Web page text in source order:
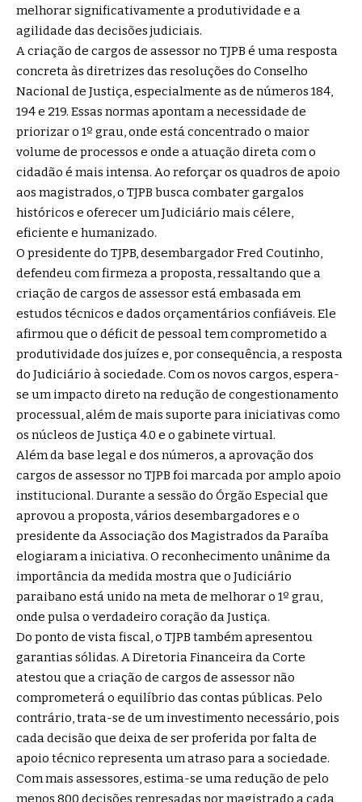
melhorar significativamente a produtividade e a
agilidade das decisões judiciais.
A criação de cargos de assessor no TJPB é uma resposta
concreta às diretrizes das resoluções do Conselho
Nacional de Justiça, especialmente as de números 184,
194 e 219. Essas normas apontam a necessidade de
priorizar o 1º grau, onde está concentrado o maior
volume de processos e onde a atuação direta com o
cidadão é mais intensa. Ao reforçar os quadros de apoio
aos magistrados, o TJPB busca combater gargalos
históricos e oferecer um Judiciário mais célere,
eficiente e humanizado.
O presidente do TJPB, desembargador Fred Coutinho,
defendeu com firmeza a proposta, ressaltando que a
criação de cargos de assessor está embasada em
estudos técnicos e dados orçamentários confiáveis. Ele
afirmou que o déficit de pessoal tem comprometido a
produtividade dos juízes e, por consequência, a resposta
do Judiciário à sociedade. Com os novos cargos, espera-
se um impacto direto na redução de congestionamento
processual, além de mais suporte para iniciativas como
os núcleos de Justiça 4.0 e o gabinete virtual.
Além da base legal e dos números, a aprovação dos
cargos de assessor no TJPB foi marcada por amplo apoio
institucional. Durante a sessão do Órgão Especial que
aprovou a proposta, vários desembargadores e o
presidente da Associação dos Magistrados da Paraíba
elogiaram a iniciativa. O reconhecimento unânime da
importância da medida mostra que o Judiciário
paraibano está unido na meta de melhorar o 1º grau,
onde pulsa o verdadeiro coração da Justiça.
Do ponto de vista fiscal, o TJPB também apresentou
garantias sólidas. A Diretoria Financeira da Corte
atestou que a criação de cargos de assessor não
comprometerá o equilíbrio das contas públicas. Pelo
contrário, trata-se de um investimento necessário, pois
cada decisão que deixa de ser proferida por falta de
apoio técnico representa um atraso para a sociedade.
Com mais assessores, estima-se uma redução de pelo